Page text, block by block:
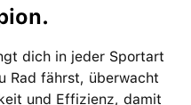
dich in jeder Sportart
Rad fährst, überwacht
und Effizienz, damit